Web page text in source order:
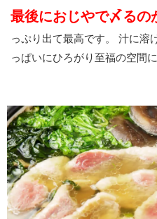
最後におじやで〆るの
っぷり出て最高です。 汁に溶
っぱいにひろがり至福の空間